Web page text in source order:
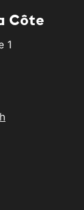
Côte
1